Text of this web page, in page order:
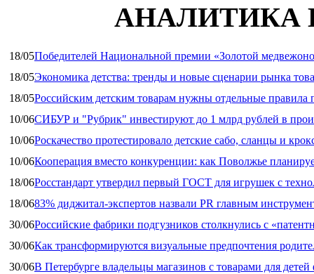
АНАЛИТИКА
18/05Победителей Национальной премии «Золотой
18/05Экономика детства: тренды и новые сценарии рынка
18/05Российским детским товарам нужны отдельные правила
10/06СИБУР и "Рубрик" инвестируют до 1 млрд рублей в
10/06Роскачество протестировало детские сабо, сланцы и
10/06Кооперация вместо конкуренции: как Поволжье
18/06Росстандарт утвердил первый ГОСТ для игрушек с
18/0683% диджитал‑экспертов назвали PR главным
30/06Российские фабрики подгузников столкнулись с
30/06Как трансформируются визуальные предпочтения
30/06В Петербурге владельцы магазинов с товарами для